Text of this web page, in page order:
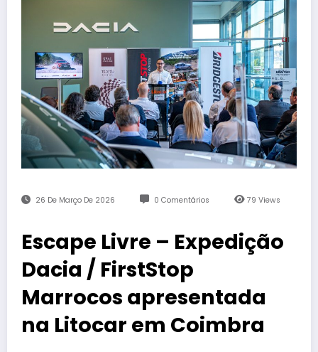
26 De Março De 2026 0 Comentários 79Views
Escape Livre – Expedição
Dacia / FirstStop
Marrocos apresentada
na Litocar em Coimbra